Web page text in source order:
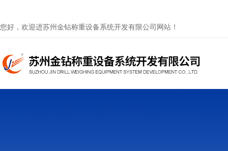
您好，欢迎进苏州金钻称重设备系统开发有限公司网站！